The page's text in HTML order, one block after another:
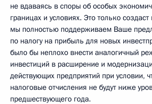
не вдаваясь в споры об особых
границах и условиях. Это только
мы полностью поддерживаем Ваше
по налогу на прибыль для новых
было бы неплохо внести аналогичный
инвестиций в расширение и
действующих предприятий при условии,
налоговые отчисления не будут ниже
предшествующего года.